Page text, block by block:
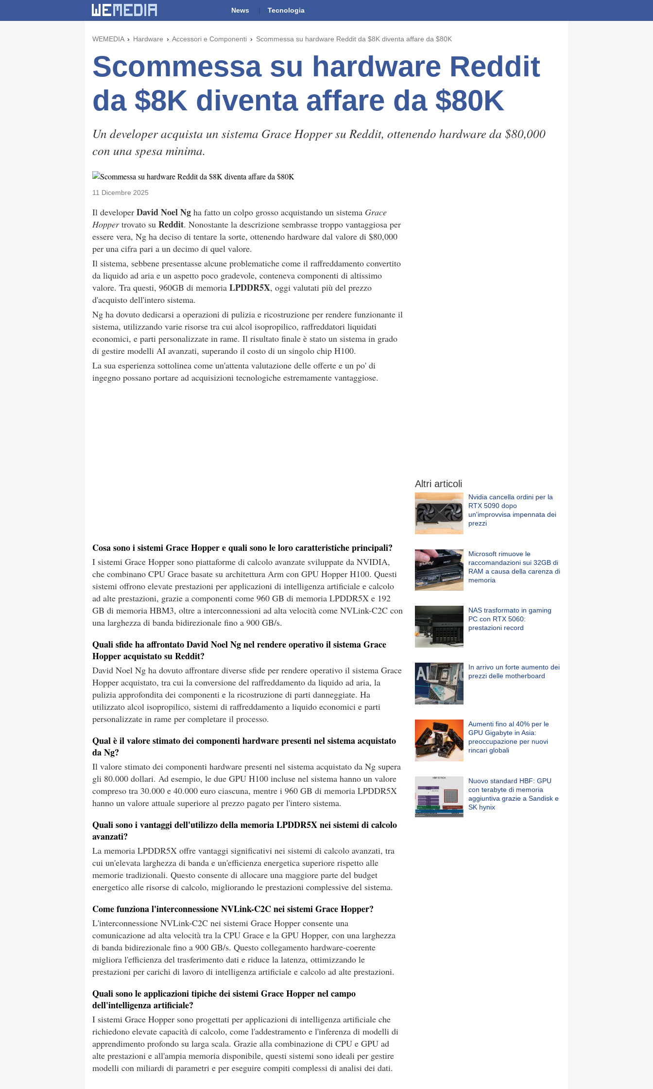
News Tecnologia
WEMEDIA Hardware Accessori e Componenti Scommessa su hardware Reddit da $8K diventa affare da $80K
Scommessa su hardware Reddit
da $8K diventa affare da $80K
Un developer acquista un sistema Grace Hopper su Reddit, ottenendo hardware da $80,000
con una spesa minima.
11 Dicembre 2025
Il developer David Noel Ng ha fatto un colpo grosso acquistando un sistema Grace
Hoppertrovato su Reddit. Nonostante la descrizione sembrasse troppo vantaggiosa per
essere vera, Ng ha deciso di tentare la sorte, ottenendo hardware dal valore di $80,000
per una cifra pari a un decimo di quel valore.
Il sistema, sebbene presentasse alcune problematiche come il raffreddamento convertito
da liquido ad aria e un aspetto poco gradevole, conteneva componenti di altissimo
valore. Tra questi, 960GB di memoria LPDDR5X, oggi valutati più del prezzo
d'acquisto dell'intero sistema.
Ng ha dovuto dedicarsi a operazioni di pulizia e ricostruzione per rendere funzionante il
sistema, utilizzando varie risorse tra cui alcol isopropilico, raffreddatori liquidati
economici, e parti personalizzate in rame. Il risultato finale è stato un sistema in grado
di gestire modelli AI avanzati, superando il costo di un singolo chip H100.
La sua esperienza sottolinea come un'attenta valutazione delle offerte e un po' di
ingegno possano portare ad acquisizioni tecnologiche estremamente vantaggiose.
Cosa sono i sistemi Grace Hopper e quali sono le loro caratteristiche principali?
I sistemi Grace Hopper sono piattaforme di calcolo avanzate sviluppate da NVIDIA,
che combinano CPU Grace basate su architettura Arm con GPU Hopper H100. Questi
sistemi offrono elevate prestazioni per applicazioni di intelligenza artificiale e calcolo
ad alte prestazioni, grazie a componenti come 960 GB di memoria LPDDR5X e 192
GB di memoria HBM3, oltre a interconnessioni ad alta velocità come NVLink-C2C con
una larghezza di banda bidirezionale fino a 900 GB/s.
Quali sfide ha affrontato David Noel Ng nel rendere operativo il sistema Grace
Hopper acquistato su Reddit?
David Noel Ng ha dovuto affrontare diverse sfide per rendere operativo il sistema Grace
Hopper acquistato, tra cui la conversione del raffreddamento da liquido ad aria, la
pulizia approfondita dei componenti e la ricostruzione di parti danneggiate. Ha
utilizzato alcol isopropilico, sistemi di raffreddamento a liquido economici e parti
personalizzate in rame per completare il processo.
Qual è il valore stimato dei componenti hardware presenti nel sistema acquistato
da Ng?
Il valore stimato dei componenti hardware presenti nel sistema acquistato da Ng supera
gli 80.000 dollari. Ad esempio, le due GPU H100 incluse nel sistema hanno un valore
compreso tra 30.000 e 40.000 euro ciascuna, mentre i 960 GB di memoria LPDDR5X
hanno un valore attuale superiore al prezzo pagato per l'intero sistema.
Quali sono i vantaggi dell'utilizzo della memoria LPDDR5X nei sistemi di calcolo
avanzati?
La memoria LPDDR5X offre vantaggi significativi nei sistemi di calcolo avanzati, tra
cui un'elevata larghezza di banda e un'efficienza energetica superiore rispetto alle
memorie tradizionali. Questo consente di allocare una maggiore parte del budget
energetico alle risorse di calcolo, migliorando le prestazioni complessive del sistema.
Come funziona l'interconnessione NVLink-C2C nei sistemi Grace Hopper?
L'interconnessione NVLink-C2C nei sistemi Grace Hopper consente una
comunicazione ad alta velocità tra la CPU Grace e la GPU Hopper, con una larghezza
di banda bidirezionale fino a 900 GB/s. Questo collegamento hardware-coerente
migliora l'efficienza del trasferimento dati e riduce la latenza, ottimizzando le
prestazioni per carichi di lavoro di intelligenza artificiale e calcolo ad alte prestazioni.
Quali sono le applicazioni tipiche dei sistemi Grace Hopper nel campo
dell'intelligenza artificiale?
I sistemi Grace Hopper sono progettati per applicazioni di intelligenza artificiale che
richiedono elevate capacità di calcolo, come l'addestramento e l'inferenza di modelli di
apprendimento profondo su larga scala. Grazie alla combinazione di CPU e GPU ad
alte prestazioni e all'ampia memoria disponibile, questi sistemi sono ideali per gestire
modelli con miliardi di parametri e per eseguire compiti complessi di analisi dei dati.
Altri articoli
Nvidia cancella ordini per la
RTX 5090 dopo
un'improvvisa impennata dei
prezzi
Microsoft rimuove le
raccomandazioni sui 32GB di
RAM a causa della carenza di
memoria
NAS trasformato in gaming
PC con RTX 5060:
prestazioni record
In arrivo un forte aumento dei
prezzi delle motherboard
Aumenti fino al 40% per le
GPU Gigabyte in Asia:
preoccupazione per nuovi
rincari globali
Nuovo standard HBF: GPU
con terabyte di memoria
aggiuntiva grazie a Sandisk e
SK hynix